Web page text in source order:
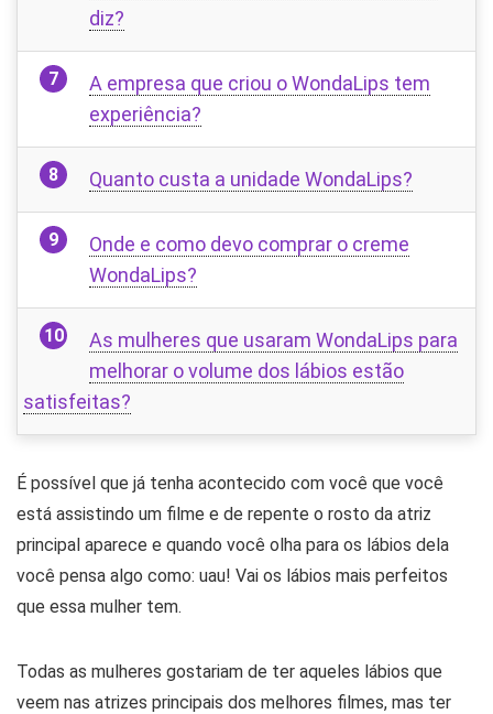
diz?
A empresa que criou o WondaLips tem
experiência?
Quanto custa a unidade WondaLips?
Onde e como devo comprar o creme
WondaLips?
As mulheres que usaram WondaLips para
melhorar o volume dos lábios estão
satisfeitas?
É possível que já tenha acontecido com você que você
está assistindo um filme e de repente o rosto da atriz
principal aparece e quando você olha para os lábios dela
você pensa algo como: uau! Vai os lábios mais perfeitos
que essa mulher tem.
Todas as mulheres gostariam de ter aqueles lábios que
veem nas atrizes principais dos melhores filmes, mas ter